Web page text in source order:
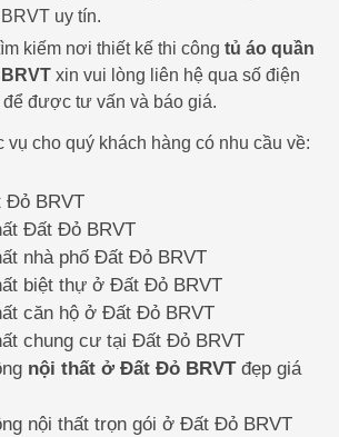
uy tín.
kiếm nơi thiết kế thi công tủ áo quần
xin vui lòng liên hệ qua số điện
được tư vấn và báo giá.
vụ cho quý khách hàng có nhu cầu về:
Đỏ BRVT
Đất Đỏ BRVT
nhà phố Đất Đỏ BRVT
biệt thự ở Đất Đỏ BRVT
căn hộ ở Đất Đỏ BRVT
chung cư tại Đất Đỏ BRVT
nội thất ở Đất Đỏ BRVTđẹp giá
nội thất trọn gói ở Đất Đỏ BRVT